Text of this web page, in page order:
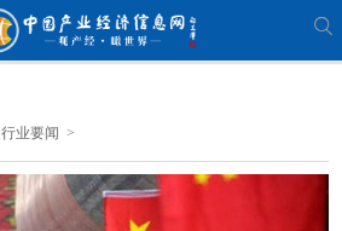
行业要闻 >